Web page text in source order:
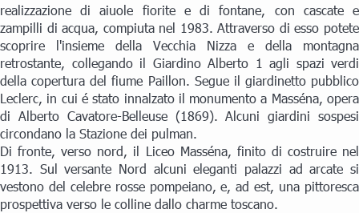
realizzazione di aiuole fiorite e di fontane, con cascate e
zampilli di acqua, compiuta nel 1983. Attraverso di esso potete
scoprire l'insieme della Vecchia Nizza e della montagna
retrostante, collegando il Giardino Alberto 1 agli spazi verdi
della copertura del fiume Paillon. Segue il giardinetto pubblico
Leclerc, in cui é stato innalzato il monumento a Masséna, opera
di Alberto Cavatore-Belleuse (1869). Alcuni giardini sospesi
circondano la Stazione dei pulman.
Di fronte, verso nord, il Liceo Masséna, finito di costruire nel
1913. Sul versante Nord alcuni eleganti palazzi ad arcate si
vestono del celebre rosse pompeiano, e, ad est, una pittoresca
prospettiva verso le colline dallo charme toscano.